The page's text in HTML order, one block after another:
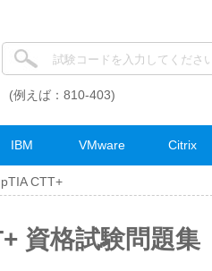
(例えば：810-403)
IBM VMware Citrix
CTT+
資格試験問題集